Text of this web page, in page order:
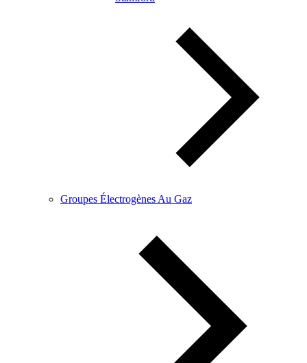
Groupes Électrogènes Au Gaz